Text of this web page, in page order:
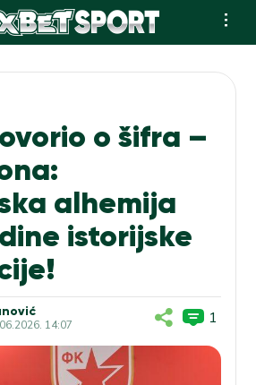
o šifra –
alhemija
istorijske
14:07 1